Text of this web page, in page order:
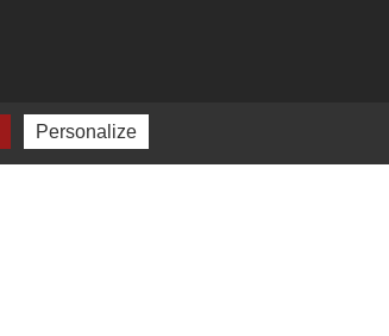
Personalize